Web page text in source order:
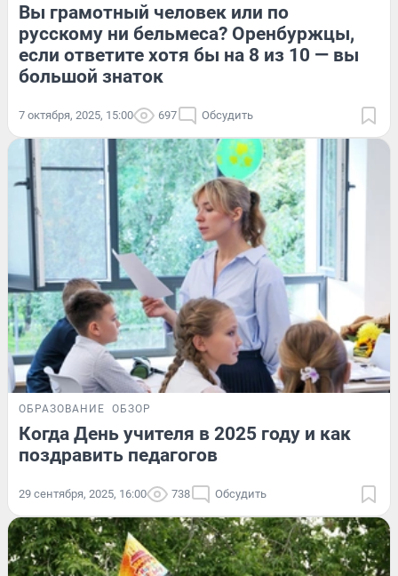
Вы грамотный человек или по
русскому ни бельмеса? Оренбуржцы,
если ответите хотя бы на 8 из 10 — вы
большой знаток
7 октября, 2025, 15:00 697 Обсудить
ОБРАЗОВАНИЕ ОБЗОР
Когда День учителя в 2025 году и как
поздравить педагогов
29 сентября, 2025, 16:00 738 Обсудить